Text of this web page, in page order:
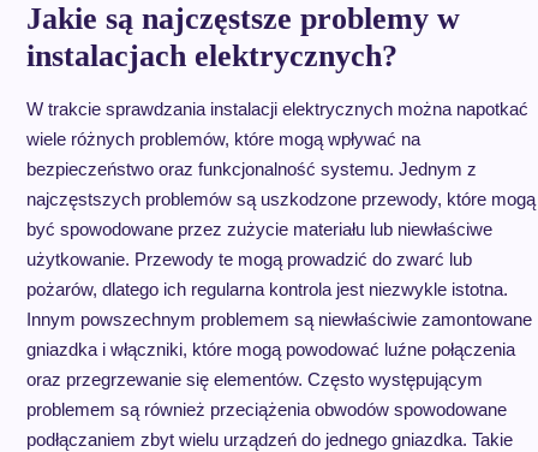
Jakie są najczęstsze problemy w
instalacjach elektrycznych?
W trakcie sprawdzania instalacji elektrycznych można napotkać
wiele różnych problemów, które mogą wpływać na
bezpieczeństwo oraz funkcjonalność systemu. Jednym z
najczęstszych problemów są uszkodzone przewody, które mogą
być spowodowane przez zużycie materiału lub niewłaściwe
użytkowanie. Przewody te mogą prowadzić do zwarć lub
pożarów, dlatego ich regularna kontrola jest niezwykle istotna.
Innym powszechnym problemem są niewłaściwie zamontowane
gniazdka i włączniki, które mogą powodować luźne połączenia
oraz przegrzewanie się elementów. Często występującym
problemem są również przeciążenia obwodów spowodowane
podłączaniem zbyt wielu urządzeń do jednego gniazdka. Takie